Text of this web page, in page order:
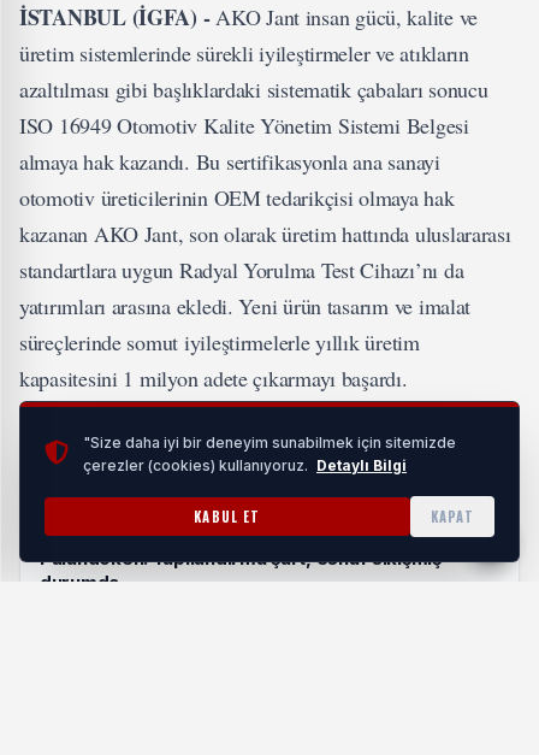
İSTANBUL (İGFA) -AKO Jant insan gücü, kalite ve
üretim sistemlerinde sürekli iyileştirmeler ve atıkların
azaltılması gibi başlıklardaki sistematik çabaları sonucu
ISO 16949 Otomotiv Kalite Yönetim Sistemi Belgesi
almaya hak kazandı. Bu sertifikasyonla ana sanayi
otomotiv üreticilerinin OEM tedarikçisi olmaya hak
kazanan AKO Jant, son olarak üretim hattında uluslararası
standartlara uygun Radyal Yorulma Test Cihazı’nı da
yatırımları arasına ekledi. Yeni ürün tasarım ve imalat
süreçlerinde somut iyileştirmelerle yıllık üretim
kapasitesini 1 milyon adete çıkarmayı başardı.
Palandöken: Yapılandırma şart, esnaf sıkışmış
durumda
"Size daha iyi bir deneyim sunabilmek için sitemizde
çerezler (cookies) kullanıyoruz. Detaylı Bilgi
KABUL ET KAPAT